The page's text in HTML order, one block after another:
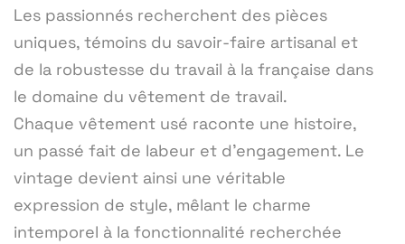
Les passionnés recherchent des pièces
uniques, témoins du savoir-faire artisanal et
de la robustesse du travail à la française dans
le domaine du vêtement de travail.
Chaque vêtement usé raconte une histoire,
un passé fait de labeur et d'engagement. Le
vintage devient ainsi une véritable
expression de style, mêlant le charme
intemporel à la fonctionnalité recherchée